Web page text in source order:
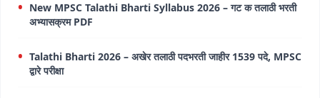
New MPSC Talathi Bharti Syllabus 2026 – गट क तलाठी भरती
अभ्यासक्रम PDF
Talathi Bharti 2026 – अखेर तलाठी पदभरती जाहीर 1539 पदे, MPSC
द्वारे परीक्षा